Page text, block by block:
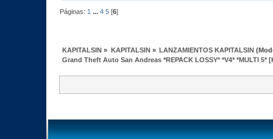
Páginas: 1 ...4 5 [6]
KAPITALSIN » KAPITALSIN» LANZAMIENTOS KAPITALSIN
Grand Theft Auto San Andreas *REPACK LOSSY* *V4* *MULTI 5*